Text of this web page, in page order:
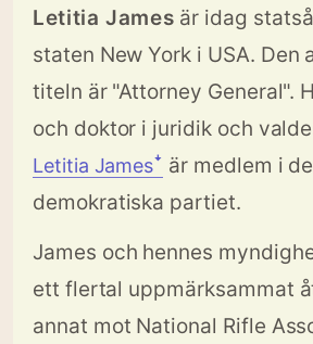
Letitia James är idag
staten New York i USA. Den
titeln är "Attorney General".
och doktor i juridik och
Letitia Jamesꜜ är medlem i
demokratiska partiet.
James och hennes
ett flertal uppmärksammat
annat mot National Rifle